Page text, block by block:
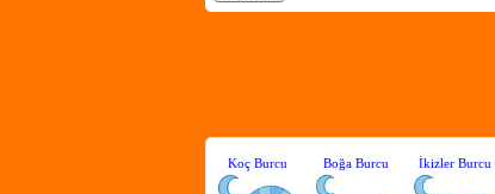
Koç Burcu Boğa Burcu İkizler Burcu